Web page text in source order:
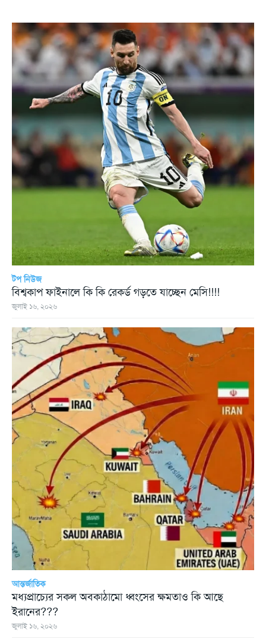
টপ নিউজ
বিশ্বকাপ ফাইনালে কি কি রেকর্ড গড়তে যাচ্ছেন মেসি!!!!
জুলাই ১৬, ২০২৬
আন্তর্জাতিক
মধ্যপ্রাচ্যের সকল অবকাঠামো ধ্বংসের ক্ষমতাও কি আছে
ইরানের???
জুলাই ১৬, ২০২৬